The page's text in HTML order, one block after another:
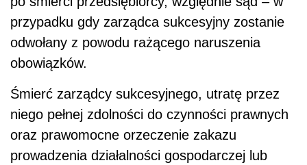
śmierci przedsiębiorcy, a także inne przypadki
skutkujące wygaśnięciem zarządu
sukcesyjnego, będzie zobowiązany zgłosić do
CEIDG notariusz albo sąd, dokonujący
czynności skutkującej wygaśnięciem zarządu
sukcesyjnego. W przypadku upływu terminu
dwóch miesięcy od śmierci przedsiębiorcy, bez
przyjęcia spadku choć przez jednego